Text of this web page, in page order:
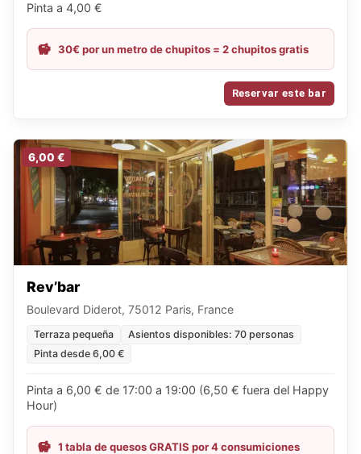
Pinta a 4,00 €
30€ por un metro de chupitos = 2 chupitos gratis
Reservar este bar
6,00 €
Rev’bar
Boulevard Diderot, 75012 Paris, France
Terraza pequeña
Asientos disponibles: 70 personas
Pinta desde 6,00 €
Pinta a 6,00 € de 17:00 a 19:00 (6,50 € fuera del Happy
Hour)
1 tabla de quesos GRATIS por 4 consumiciones